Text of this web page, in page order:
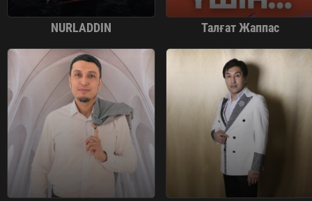
NURLADDIN Талғат Жаппас